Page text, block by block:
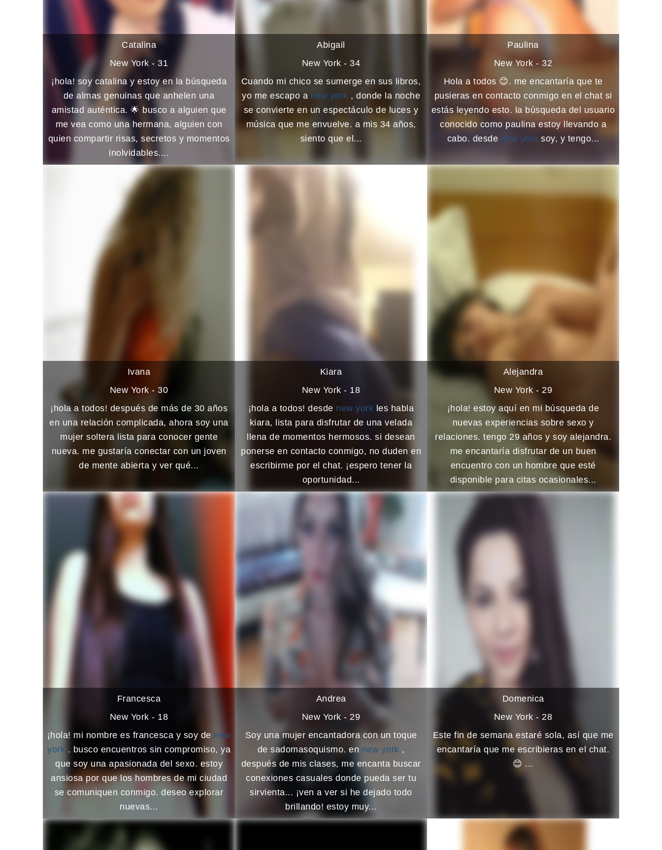
Catalina
New York - 31
¡hola! soy catalina y estoy en la búsqueda
de almas genuinas que anhelen una
amistad auténtica. 🌟 busco a alguien que
me vea como una hermana, alguien con
quien compartir risas, secretos y momentos
inolvidables....
Abigail
New York - 34
Cuando mi chico se sumerge en sus libros,
yo me escapo a new york , donde la noche
se convierte en un espectáculo de luces y
música que me envuelve. a mis 34 años,
siento que el...
Paulina
New York - 32
Hola a todos 😊. me encantaría que te
pusieras en contacto conmigo en el chat si
estás leyendo esto. la búsqueda del usuario
conocido como paulina estoy llevando a
cabo. desde new york soy, y tengo...
Ivana
New York - 30
¡hola a todos! después de más de 30 años
en una relación complicada, ahora soy una
mujer soltera lista para conocer gente
nueva. me gustaría conectar con un joven
de mente abierta y ver qué...
Kiara
New York - 18
¡hola a todos! desde new york les habla
kiara, lista para disfrutar de una velada
llena de momentos hermosos. si desean
ponerse en contacto conmigo, no duden en
escribirme por el chat. ¡espero tener la
oportunidad...
Alejandra
New York - 29
¡hola! estoy aquí en mi búsqueda de
nuevas experiencias sobre sexo y
relaciones. tengo 29 años y soy alejandra.
me encantaría disfrutar de un buen
encuentro con un hombre que esté
disponible para citas ocasionales...
Francesca
New York - 18
¡hola! mi nombre es francesca y soy de new
york . busco encuentros sin compromiso, ya
que soy una apasionada del sexo. estoy
ansiosa por que los hombres de mi ciudad
se comuniquen conmigo. deseo explorar
nuevas...
Andrea
New York - 29
Soy una mujer encantadora con un toque
de sadomasoquismo. en new york ,
después de mis clases, me encanta buscar
conexiones casuales donde pueda ser tu
sirvienta... ¡ven a ver si he dejado todo
brillando! estoy muy...
Domenica
New York - 28
Este fin de semana estaré sola, así que me
encantaría que me escribieras en el chat.
😊 ...